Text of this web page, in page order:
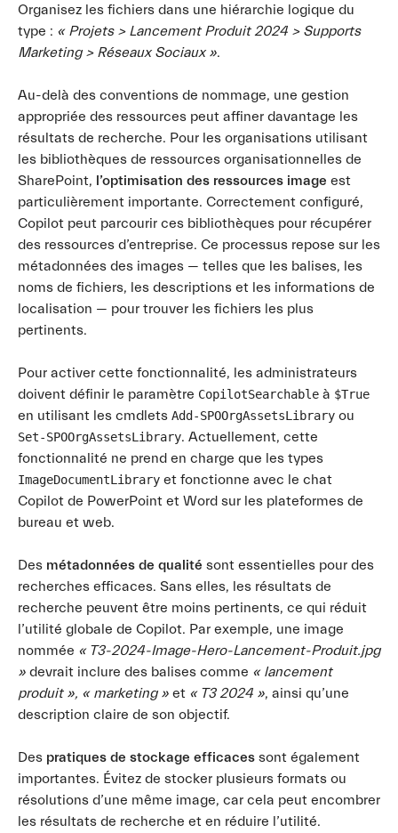
Organisez les fichiers dans une hiérarchie logique du
type : « Projets > Lancement Produit 2024 > Supports
Marketing > Réseaux Sociaux ».
Au-delà des conventions de nommage, une gestion
appropriée des ressources peut affiner davantage les
résultats de recherche. Pour les organisations utilisant
les bibliothèques de ressources organisationnelles de
SharePoint, l’optimisation des ressources image est
particulièrement importante. Correctement configuré,
Copilot peut parcourir ces bibliothèques pour récupérer
des ressources d’entreprise. Ce processus repose sur les
métadonnées des images — telles que les balises, les
noms de fichiers, les descriptions et les informations de
localisation — pour trouver les fichiers les plus
pertinents.
Pour activer cette fonctionnalité, les administrateurs
doivent définir le paramètre CopilotSearchable à $True
en utilisant les cmdlets Add-SPOOrgAssetsLibrary ou
Set-SPOOrgAssetsLibrary. Actuellement, cette
fonctionnalité ne prend en charge que les types
ImageDocumentLibrary et fonctionne avec le chat
Copilot de PowerPoint et Word sur les plateformes de
bureau et web.
Des métadonnées de qualité sont essentielles pour des
recherches efficaces. Sans elles, les résultats de
recherche peuvent être moins pertinents, ce qui réduit
l’utilité globale de Copilot. Par exemple, une image
nommée « T3-2024-Image-Hero-Lancement-Produit.jpg
» devrait inclure des balises comme « lancement
produit », « marketing » et « T3 2024 », ainsi qu’une
description claire de son objectif.
Des pratiques de stockage efficaces sont également
importantes. Évitez de stocker plusieurs formats ou
résolutions d’une même image, car cela peut encombrer
les résultats de recherche et en réduire l’utilité.